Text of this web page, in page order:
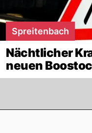
Spreitenbach
Nächtlicher
neuen